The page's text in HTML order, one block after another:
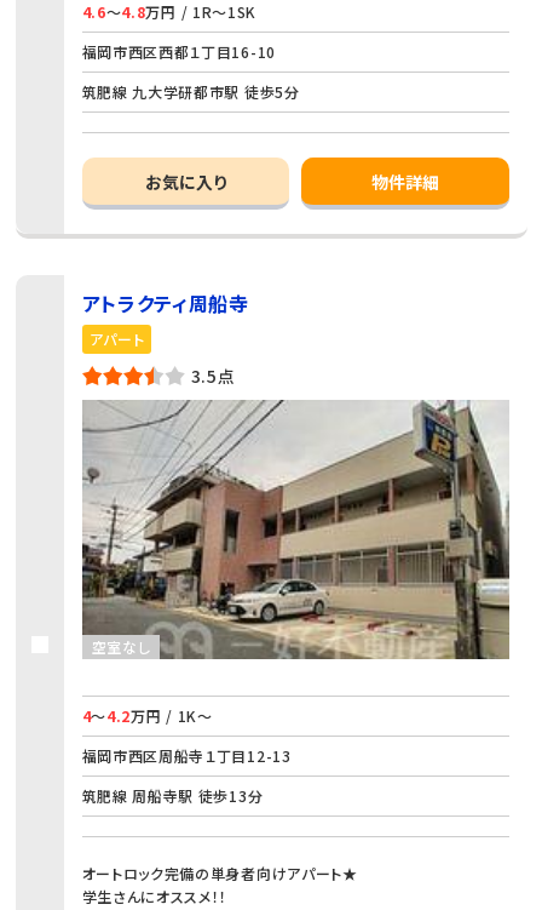
4.6～4.8万円 / 1R～1SK
福岡市西区西都１丁目16-10
筑肥線 九大学研都市駅 徒歩5分
お気に入り 物件詳細
アトラクティ周船寺
アパート
3.5点
空室なし
4～4.2万円 / 1K～
福岡市西区周船寺１丁目12-13
筑肥線 周船寺駅 徒歩13分
オートロック完備の単身者向けアパート★
学生さんにオススメ！！